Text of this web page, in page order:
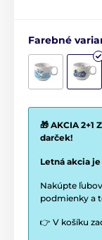
Farebné
🎁 AKCIA 2+1
darček!
Letná akcia
Nakúpte
podmienky a
👉 V košíku